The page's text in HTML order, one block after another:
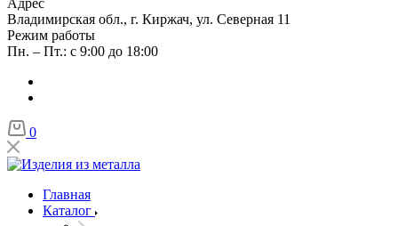
Адрес
Владимирская обл., г. Киржач, ул. Северная 11
Режим работы
Пн. – Пт.: с 9:00 до 18:00
0
Главная
Каталог